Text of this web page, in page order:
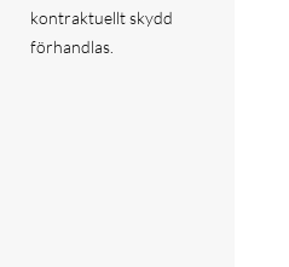
kontraktuellt skydd
förhandlas.